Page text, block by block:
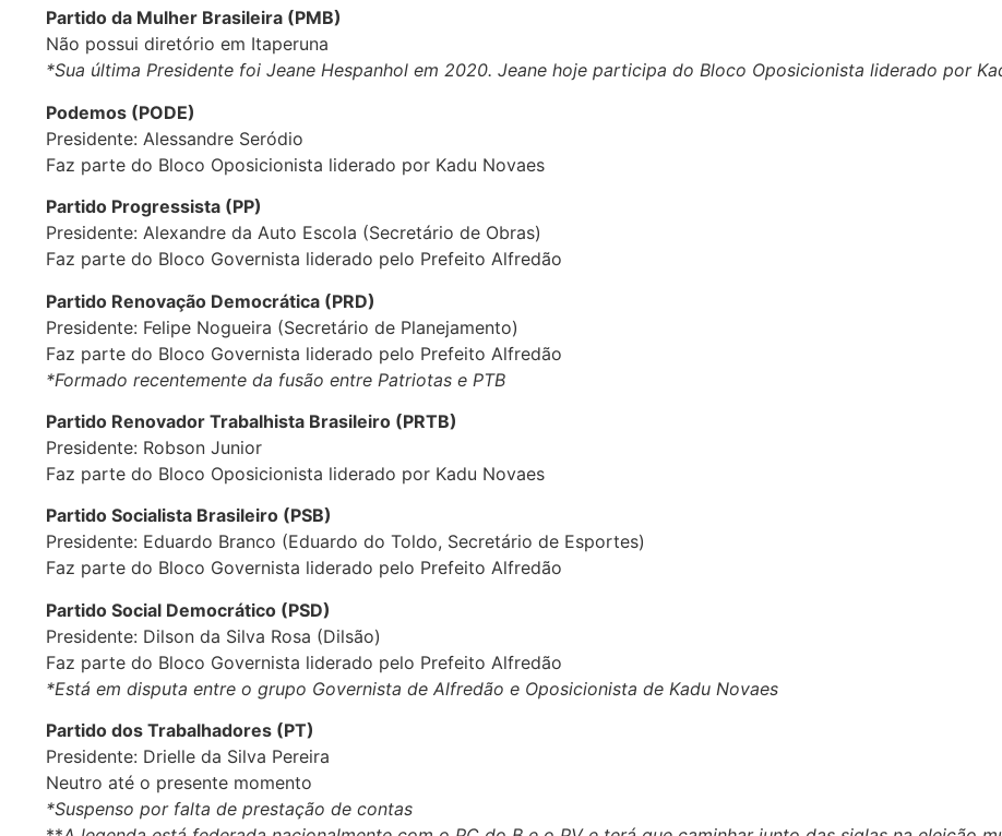
Partido da Mulher Brasileira (PMB)
Não possui diretório em Itaperuna
*Sua última Presidente foi Jeane Hespanhol em 2020. Jeane hoje participa do Bloco Oposicionista liderado por
Podemos (PODE)
Presidente: Alessandre Seródio
Faz parte do Bloco Oposicionista liderado por Kadu Novaes
Partido Progressista (PP)
Presidente: Alexandre da Auto Escola (Secretário de Obras)
Faz parte do Bloco Governista liderado pelo Prefeito Alfredão
Partido Renovação Democrática (PRD)
Presidente: Felipe Nogueira (Secretário de Planejamento)
Faz parte do Bloco Governista liderado pelo Prefeito Alfredão
*Formado recentemente da fusão entre Patriotas e PTB
Partido Renovador Trabalhista Brasileiro (PRTB)
Presidente: Robson Junior
Faz parte do Bloco Oposicionista liderado por Kadu Novaes
Partido Socialista Brasileiro (PSB)
Presidente: Eduardo Branco (Eduardo do Toldo, Secretário de Esportes)
Faz parte do Bloco Governista liderado pelo Prefeito Alfredão
Partido Social Democrático (PSD)
Presidente: Dilson da Silva Rosa (Dilsão)
Faz parte do Bloco Governista liderado pelo Prefeito Alfredão
*Está em disputa entre o grupo Governista de Alfredão e Oposicionista de Kadu Novaes
Partido dos Trabalhadores (PT)
Presidente: Drielle da Silva Pereira
Neutro até o presente momento
*Suspenso por falta de prestação de contas